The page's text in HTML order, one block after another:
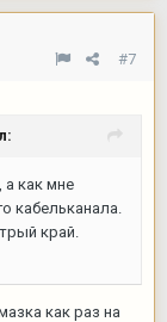
#7
а как мне
кабельканала.
край.
как раз на